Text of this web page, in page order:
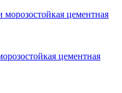
цементная